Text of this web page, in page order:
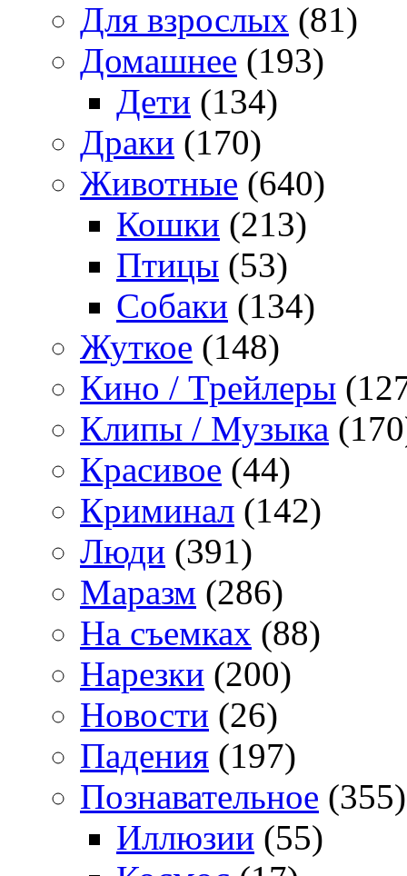
Для взрослых (81)
Домашнее (193)
Дети (134)
Драки (170)
Животные (640)
Кошки (213)
Птицы (53)
Собаки (134)
Жуткое (148)
Кино / Трейлеры
Клипы / Музыка
Красивое (44)
Криминал (142)
Люди (391)
Маразм (286)
На съемках (88)
Нарезки (200)
Новости (26)
Падения (197)
Познавательное (355)
Иллюзии (55)